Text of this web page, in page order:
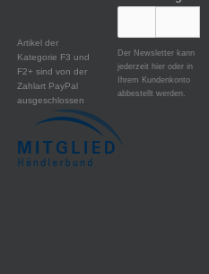
Artikel der
Kategorie F3 und
F2+ sind von der
Zahlart PayPal
ausgeschlossen
Der Newsletter kann
jederzeit hier oder in
Ihrem Kundenkonto
abbestellt werden.